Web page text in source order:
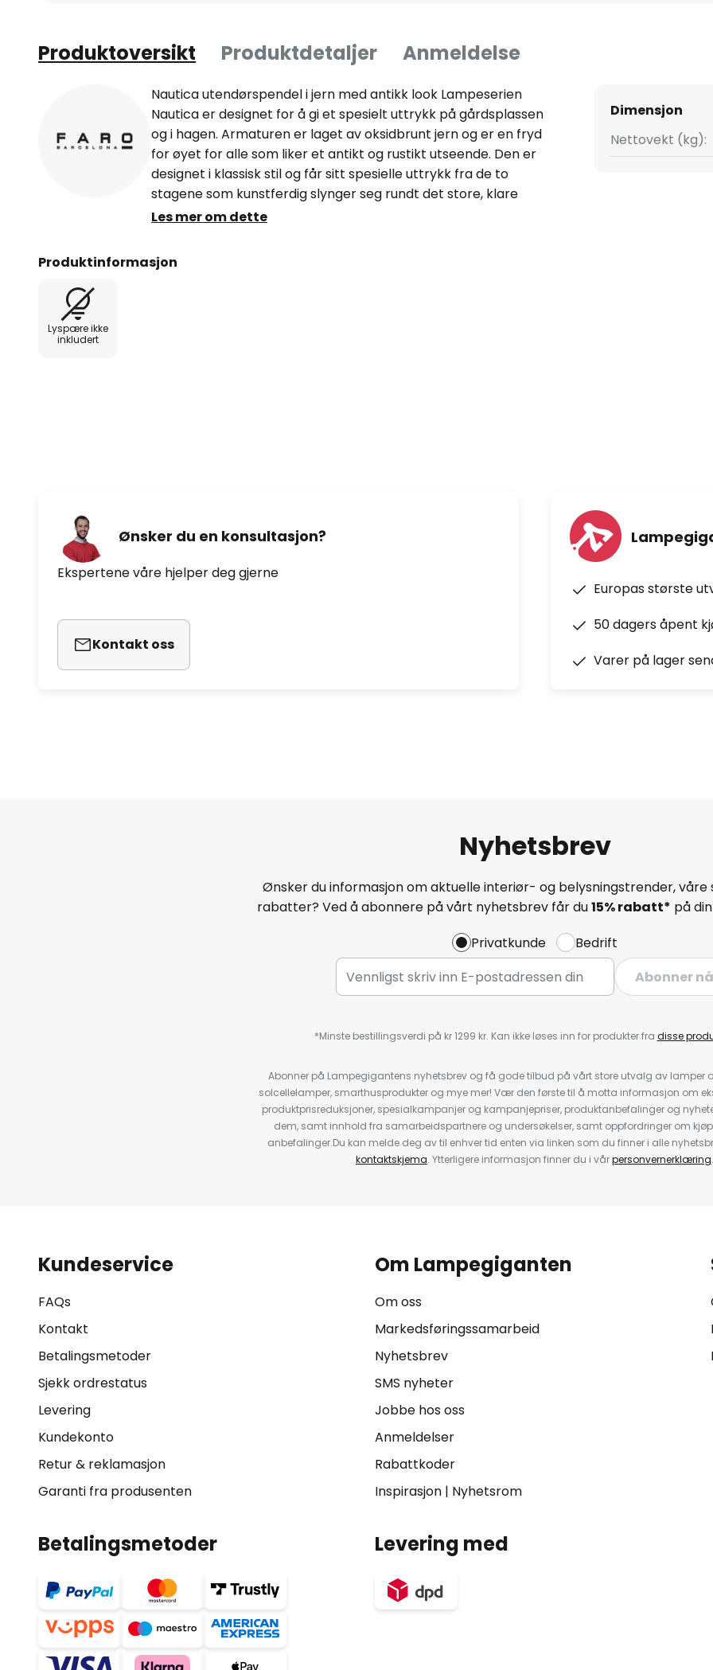
Produktoversikt Produktdetaljer Anmeldelse
Nautica utendørspendel i jern med antikk look Lampeserien
Nautica er designet for å gi et spesielt uttrykk på gårdsplassen
og i hagen. Armaturen er laget av oksidbrunt jern og er en fryd
for øyet for alle som liker et antikt og rustikt utseende. Den er
designet i klassisk stil og får sitt spesielle uttrykk fra de to
stagene som kunstferdig slynger seg rundt det store, klare
glasset på utendørspendelen.
Les mer om dette
Produktinformasjon
Lyspære ikke
inkludert
Dimensjon
Nettovekt (kg):
Ønsker du en konsultasjon?
Ekspertene våre hjelper deg gjerne
Kontakt oss
Europas største
50 dagers åpent
Varer på lager
Nyhetsbrev
Ønsker du informasjon om aktuelle interiør- og belysningstrender, våre
rabatter? Ved å abonnere på vårt nyhetsbrev får du15% rabatt* på
Privatkunde
Bedrift
Abonner nå
*Minste bestillingsverdi på kr 1299 kr. Kan ikke løses inn for produkter fra disse
Abonner på Lampegigantens nyhetsbrev og få gode tilbud på vårt store utvalg av lamper
solcellelamper, smarthusprodukter og mye mer! Vær den første til å motta informasjon om
produktprisreduksjoner, spesialkampanjer og kampanjepriser, produktanbefalinger og
dem, samt innhold fra samarbeidspartnere og undersøkelser, samt oppfordringer om
anbefalinger.Du kan melde deg av til enhver tid enten via linken som du finner i alle
kontaktskjema. Ytterligere informasjon finner du i vårpersonvernerklæring.
Kundeservice
FAQs
Kontakt
Betalingsmetoder
Sjekk ordrestatus
Levering
Kundekonto
Retur & reklamasjon
Garanti fra produsenten
Om Lampegiganten
Om oss
Markedsføringssamarbeid
Nyhetsbrev
SMS nyheter
Jobbe hos oss
Anmeldelser
Rabattkoder
Inspirasjon| Nyhetsrom
Betalingsmetoder Levering med